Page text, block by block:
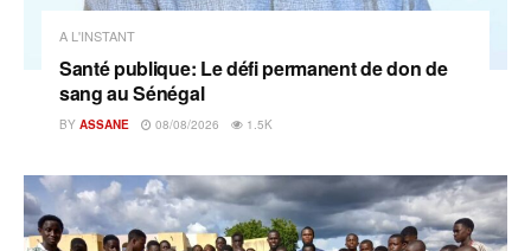
A L'INSTANT
Santé publique: Le défi permanent de don de
sang au Sénégal
BY ASSANE 08/08/2026 1.5K